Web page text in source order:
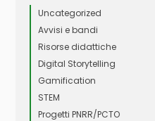
Uncategorized
Avvisi e bandi
Risorse didattiche
Digital Storytelling
Gamification
STEM
Progetti PNRR/PCTO